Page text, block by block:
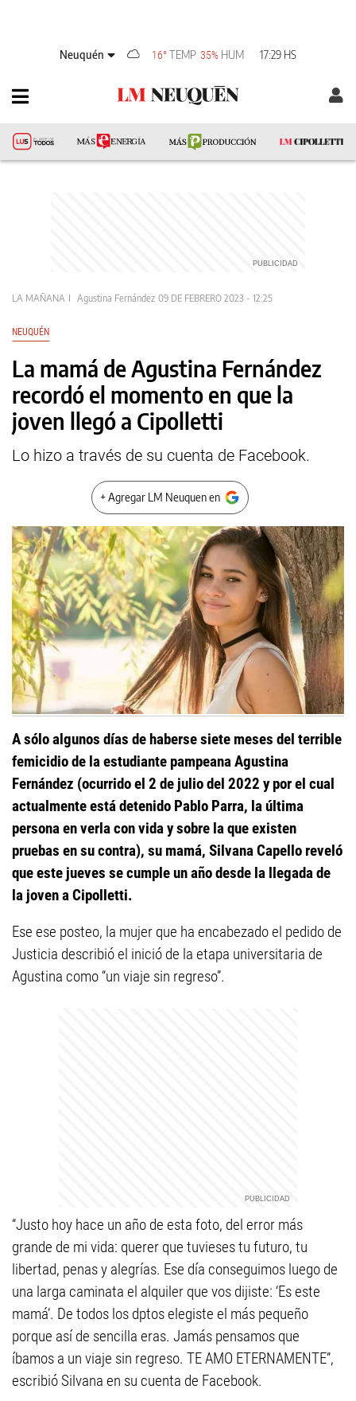
Neuquén 16°TEMP 35% HUM 17:29 HS
LA MAÑANA Agustina Fernández 09 DE FEBRERO 2023 - 12:25
NEUQUÉN
La mamá de Agustina Fernández
recordó el momento en que la
joven llegó a Cipolletti
Lo hizo a través de su cuenta de Facebook.
+ Agregar LM Neuquen en
A sólo algunos días de haberse siete meses del terrible
femicidio de la estudiante pampeana Agustina
Fernández (ocurrido el 2 de julio del 2022 y por el cual
actualmente está detenido Pablo Parra, la última
persona en verla con vida y sobre la que existen
pruebas en su contra), su mamá, Silvana Capello reveló
que este jueves se cumple un año desde la llegada de
la joven a Cipolletti.
Ese ese posteo, la mujer que ha encabezado el pedido de
Justicia describió el inició de la etapa universitaria de
Agustina como “un viaje sin regreso”.
“Justo hoy hace un año de esta foto, del error más
grande de mi vida: querer que tuvieses tu futuro, tu
libertad, penas y alegrías. Ese día conseguimos luego de
una larga caminata el alquiler que vos dijiste: ‘Es este
mamá’. De todos los dptos elegiste el más pequeño
porque así de sencilla eras. Jamás pensamos que
íbamos a un viaje sin regreso. TE AMO ETERNAMENTE”,
escribió Silvana en su cuenta de Facebook.